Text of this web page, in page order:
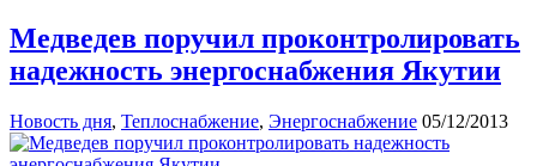
Медведев поручил проконтролировать
надежность энергоснабжения Якутии
Новость дня, Теплоснабжение, Энергоснабжение 05/12/2013